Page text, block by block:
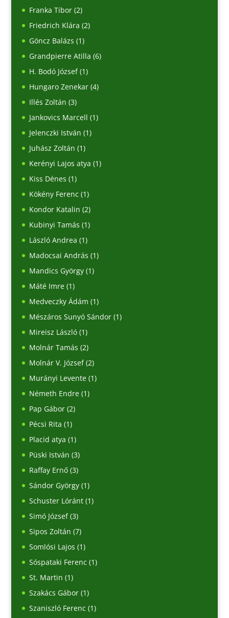
Franka Tibor(2)
Friedrich Klára (2)
Göncz Balázs (1)
Grandpierre Atilla (6)
H. Bodó József(1)
Hungaro Zenekar(4)
Illés Zoltán (3)
Jankovics Marcell (1)
Jelenczki István (1)
Juhász Zoltán (1)
Kerényi Lajos atya (1)
Kiss Dénes (1)
Kökény Ferenc (1)
Kondor Katalin (2)
Kubinyi Tamás (1)
László Andrea (1)
Madocsai András (1)
Mandics György(1)
Máté Imre(1)
Medveczky Ádám (1)
Mészáros Sunyó Sándor(1)
Mireisz László(1)
Molnár Tamás (2)
Molnár V. József(2)
Murányi Levente(1)
Németh Endre(1)
Pap Gábor(2)
Pécsi Rita (1)
Placid atya (1)
Püski István (3)
Raffay Ernő(3)
Sándor György(1)
Schuster Lóránt(1)
Simó József(3)
Sipos Zoltán (7)
Somlósi Lajos (1)
Sóspataki Ferenc (1)
St. Martin (1)
Szakács Gábor(1)
Szaniszló Ferenc (1)